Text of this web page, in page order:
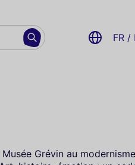
FR /
Grévin au